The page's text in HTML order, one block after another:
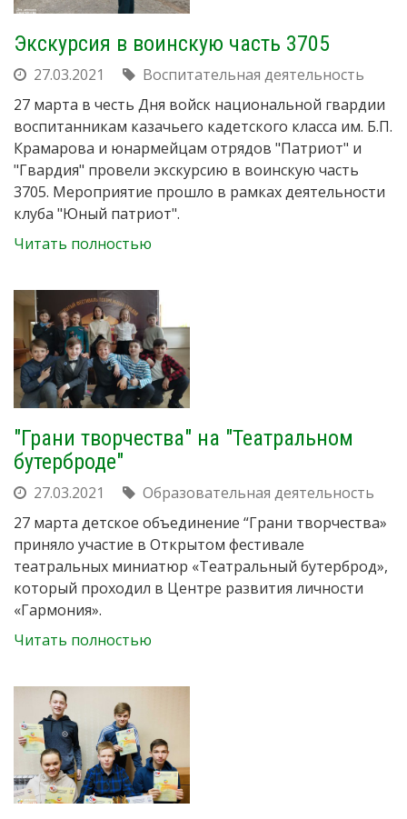
Экскурсия в воинскую часть 3705
27.03.2021
Воспитательная деятельность
27 марта в честь Дня войск национальной гвардии
воспитанникам казачьего кадетского класса им. Б.П.
Крамарова и юнармейцам отрядов "Патриот" и
"Гвардия" провели экскурсию в воинскую часть
3705. Мероприятие прошло в рамках деятельности
клуба "Юный патриот".
Читать полностью
"Грани творчества" на "Театральном
бутерброде"
27.03.2021
Образовательная деятельность
27 марта детское объединение “Грани творчества»
приняло участие в Открытом фестивале
театральных миниатюр «Театральный бутерброд»,
который проходил в Центре развития личности
«Гармония».
Читать полностью